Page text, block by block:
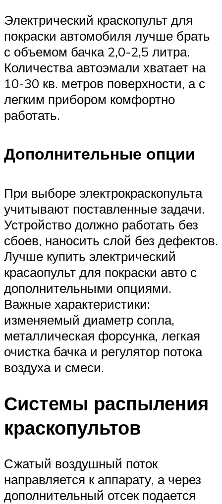
Электрический краскопульт для
покраски автомобиля лучше брать
с объемом бачка 2,0-2,5 литра.
Количества автоэмали хватает на
10-30 кв. метров поверхности, а с
легким прибором комфортно
работать.
Дополнительные опции
При выборе электрокраскопульта
учитывают поставленные задачи.
Устройство должно работать без
сбоев, наносить слой без дефектов.
Лучше купить электрический
красаопульт для покраски авто с
дополнительными опциями.
Важные характеристики:
изменяемый диаметр сопла,
металлическая форсунка, легкая
очистка бачка и регулятор потока
воздуха и смеси.
Системы распыления
краскопультов
Сжатый воздушный поток
направляется к аппарату, а через
дополнительный отсек подается